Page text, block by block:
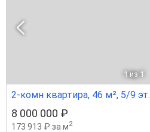
1 из 1
2-комн квартира, 46 м², 5/9 эт.
8 000 000 ₽
173 913 ₽ за м2